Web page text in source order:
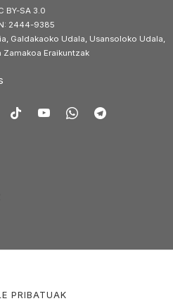
BY-SA 3.0
2444-9385
Galdakaoko Udala, Usansoloko Udala,
Zamakoa Eraikuntzak
PRIBATUAK